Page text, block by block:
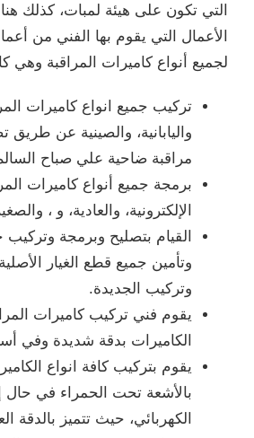
التي تكون على هيئة لمبات، كذلك
الأعمال التي يقوم بها الفني من
لجميع أنواع كاميرات المراقبة وهي
تركيب جميع انواع كاميرات
واليابانية، والصينية عن طريق
مراقبة ضاحية علي صباح
برمجة جميع أنواع كاميرات
الإلكترونية، والعادية، و ،
القيام بتصليح وبرمجة وتركيب
وتأمين جميع قطع الغيار
وتركيب الجديدة.
يقوم فني تركيب كاميرات
الكاميرات بدقة شديدة وفي
يقوم بتركيب كافة انواع
بالأشعة تحت الحمراء في حال
الكهربائي، حيث تتميز بالدقة